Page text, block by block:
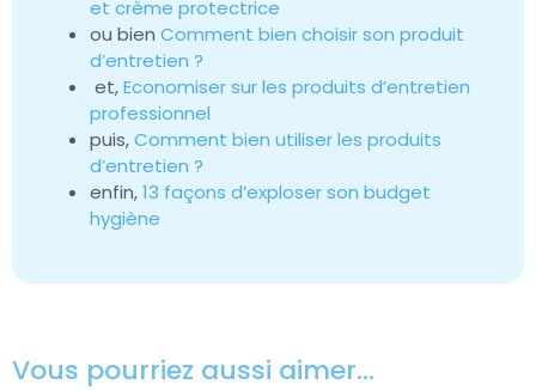
et crème protectrice
ou bien Comment bien choisir son produit
d’entretien ?
et,Economiser sur les produits d’entretien
professionnel
puis,Comment bien utiliser les produits
d’entretien ?
enfin,13 façons d’exploser son budget
hygiène
Vous pourriez aussi aimer…